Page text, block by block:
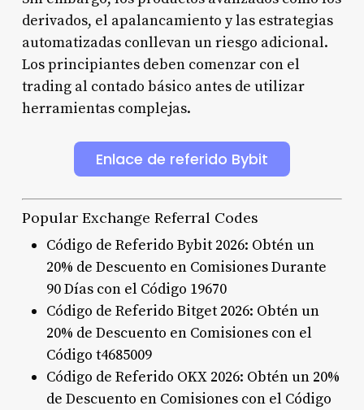
derivados, el apalancamiento y las estrategias
automatizadas conllevan un riesgo adicional.
Los principiantes deben comenzar con el
trading al contado básico antes de utilizar
herramientas complejas.
Enlace de referido Bybit
Popular Exchange Referral Codes
Código de Referido Bybit 2026: Obtén un
20% de Descuento en Comisiones Durante
90 Días con el Código 19670
Código de Referido Bitget 2026: Obtén un
20% de Descuento en Comisiones con el
Código t4685009
Código de Referido OKX 2026: Obtén un 20%
de Descuento en Comisiones con el Código